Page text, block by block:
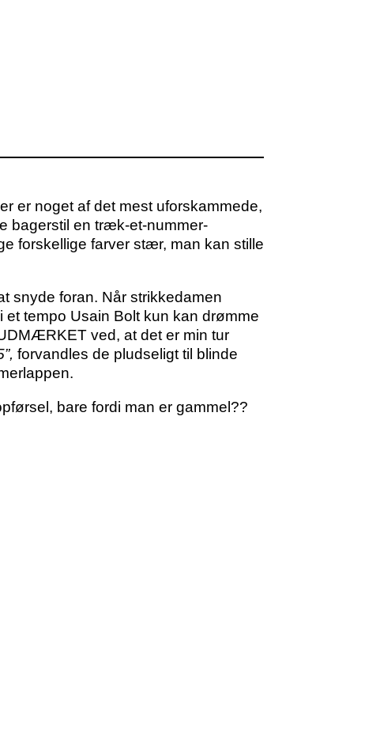
er noget af det mest uforskammede,
bagerstil en træk-et-nummer-
forskellige farver stær, man kan stille
snyde foran. Når strikkedamen
tempo Usain Bolt kun kan drømme
ved, at det er min tur
forvandles de pludseligt til blinde
bare fordi man er gammel??